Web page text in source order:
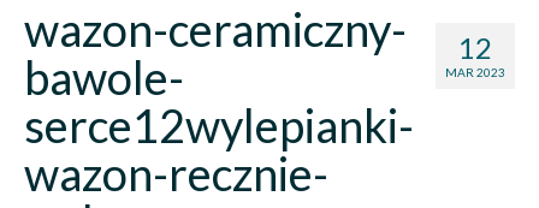
Sklep
Kim jesteśmy?
Deutsch
12
MAR 2023
wazon-ceramiczny-
bawole-
serce12wylepianki-
wazon-recznie-